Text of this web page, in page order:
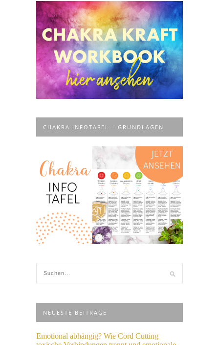
CHAKRA INFOTAFEL – GRUNDLAGEN
NEUESTE BEITRÄGE
Emotional abhängig? Wie Cord Cutting